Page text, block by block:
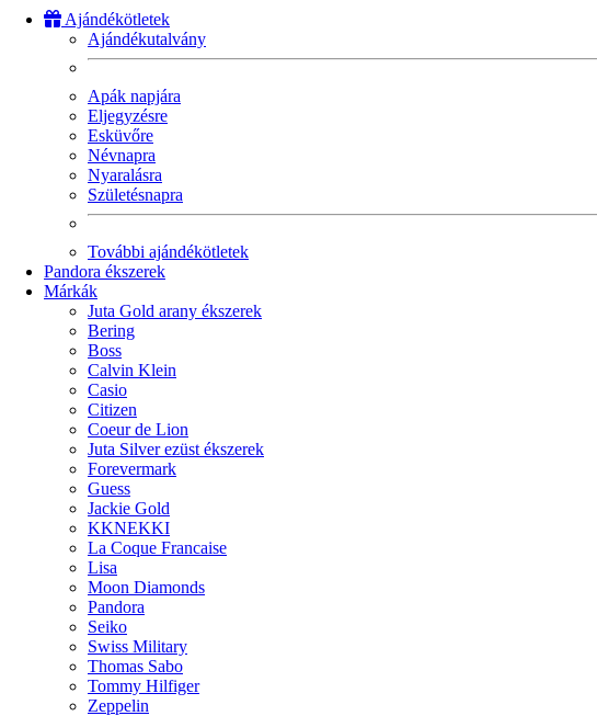
Ajándékötletek
Ajándékutalvány
Apák napjára
Eljegyzésre
Esküvőre
Névnapra
Nyaralásra
Születésnapra
További ajándékötletek
Pandora ékszerek
Márkák
Juta Gold arany ékszerek
Bering
Boss
Calvin Klein
Casio
Citizen
Coeur de Lion
Juta Silver ezüst ékszerek
Forevermark
Guess
Jackie Gold
KKNEKKI
La Coque Francaise
Lisa
Moon Diamonds
Pandora
Seiko
Swiss Military
Thomas Sabo
Tommy Hilfiger
Zeppelin